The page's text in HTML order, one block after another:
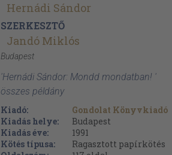
Hernádi Sándor
SZERKESZTŐ
Jandó Miklós
Budapest
'Hernádi Sándor: Mondd mondatban! '
összes példány
Kiadó:
Gondolat Könyvkiadó
Kiadás helye:
Budapest
Kiadás éve:
1991
Kötés típusa:
Ragasztott papírkötés